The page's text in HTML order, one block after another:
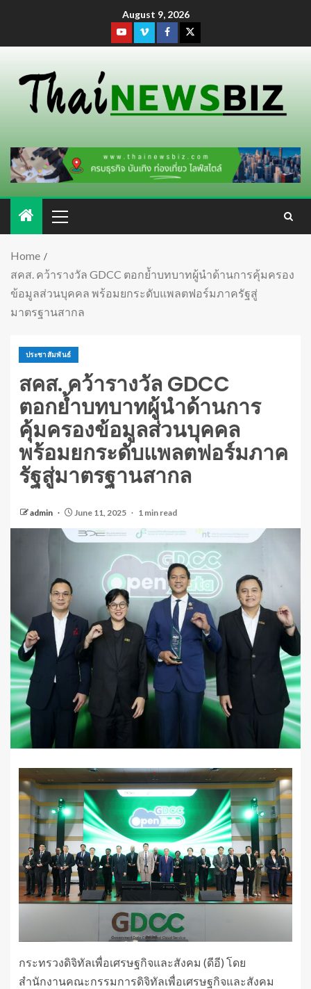
August 9, 2026
Home
สคส. คว้ารางวัล GDCC ตอกย้ำบทบาทผู้นำด้านการคุ้มครอง
ข้อมูลส่วนบุคคล พร้อมยกระดับแพลตฟอร์มภาครัฐสู่
มาตรฐานสากล
ประชาสัมพันธ์
สคส. คว้ารางวัล GDCC
ตอกย้ำบทบาทผู้นำด้านการ
คุ้มครองข้อมูลส่วนบุคคล
พร้อมยกระดับแพลตฟอร์มภาค
รัฐสู่มาตรฐานสากล
admin June 11, 2025 1 min read
กระทรวงดิจิทัลเพื่อเศรษฐกิจและสังคม (ดีอี) โดย
สำนักงานคณะกรรมการดิจิทัลเพื่อเศรษฐกิจและสังคม